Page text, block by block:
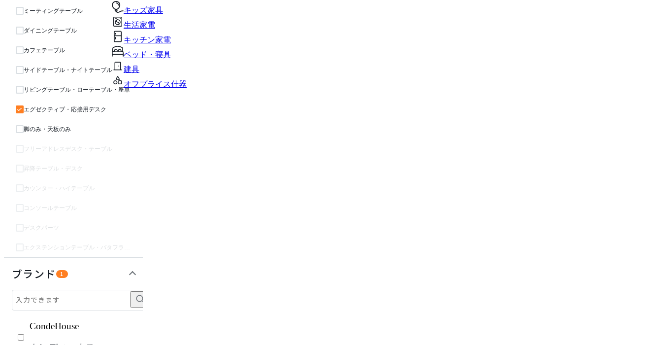
キッズ家具
生活家電
キッチン家電
ベッド・寝具
建具
オフプライス什器
ミーティングテーブル
ダイニングテーブル
カフェテーブル
サイドテーブル・ナイトテーブル
リビングテーブル・ローテーブル・座卓
エグゼクティブ・応接用デスク
脚のみ・天板のみ
フリーアドレスデスク・テーブル
昇降テーブル・デスク
カウンター・ハイテーブル
コンソールテーブル
デスクパーツ
ブランド 1
CondeHouse